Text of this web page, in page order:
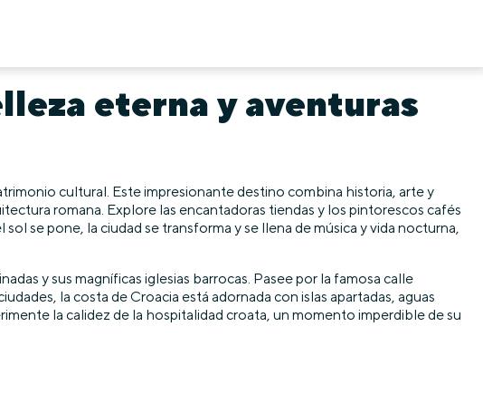
eterna y aventuras
cultural. Este impresionante destino combina historia, arte y
romana. Explore las encantadoras tiendas y los pintorescos cafés
se pone, la ciudad se transforma y se llena de música y vida nocturna,
y sus magníficas iglesias barrocas. Pasee por la famosa calle
la costa de Croacia está adornada con islas apartadas, aguas
la calidez de la hospitalidad croata, un momento imperdible de su